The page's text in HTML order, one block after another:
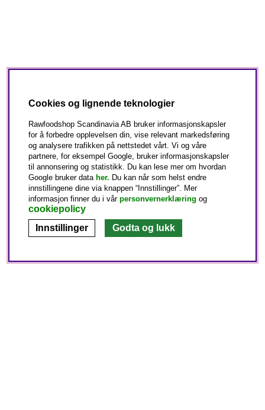
Cookies og lignende teknologier
Rawfoodshop Scandinavia AB bruker informasjonskapsler
for å forbedre opplevelsen din, vise relevant markedsføring
og analysere trafikken på nettstedet vårt. Vi og våre
partnere, for eksempel Google, bruker informasjonskapsler
til annonsering og statistikk. Du kan lese mer om hvordan
Google bruker data her. Du kan når som helst endre
innstillingene dine via knappen “Innstillinger”. Mer
informasjon finner du i vår personvernerklæring og
cookiepolicy
Innstillinger
Godta og lukk